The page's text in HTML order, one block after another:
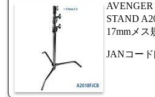
STAND
17mmメス
JANコード